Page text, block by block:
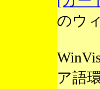
のウ
ア語